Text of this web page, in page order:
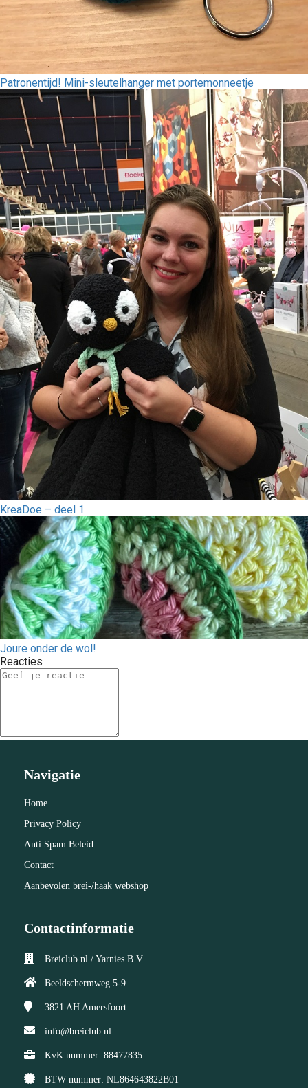
Patronentijd! Mini-sleutelhanger met portemonneetje
KreaDoe – deel 1
Joure onder de wol!
Reacties
Navigatie
Home
Privacy Policy
Anti Spam Beleid
Contact
Aanbevolen brei-/haak webshop
Contactinformatie
Breiclub.nl / Yarnies B.V.
Beeldschermweg 5-9
3821 AH Amersfoort
info@breiclub.nl
KvK nummer: 88477835
BTW nummer: NL864643822B01